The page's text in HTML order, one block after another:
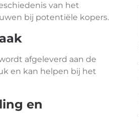
van het
bij potentiële kopers.
afgeleverd aan de
en kan helpen bij het
en